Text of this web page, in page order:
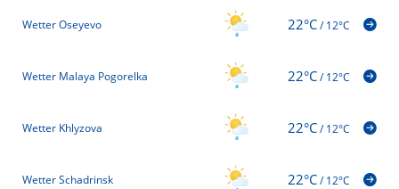
Wetter Oseyevo 22°C/12°C
Wetter Malaya Pogorelka 22°C/12°C
Wetter Khlyzova 22°C/12°C
Wetter Schadrinsk 22°C/12°C